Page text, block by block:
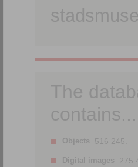
The
contains...
Objects 516 245.
Digital images 275